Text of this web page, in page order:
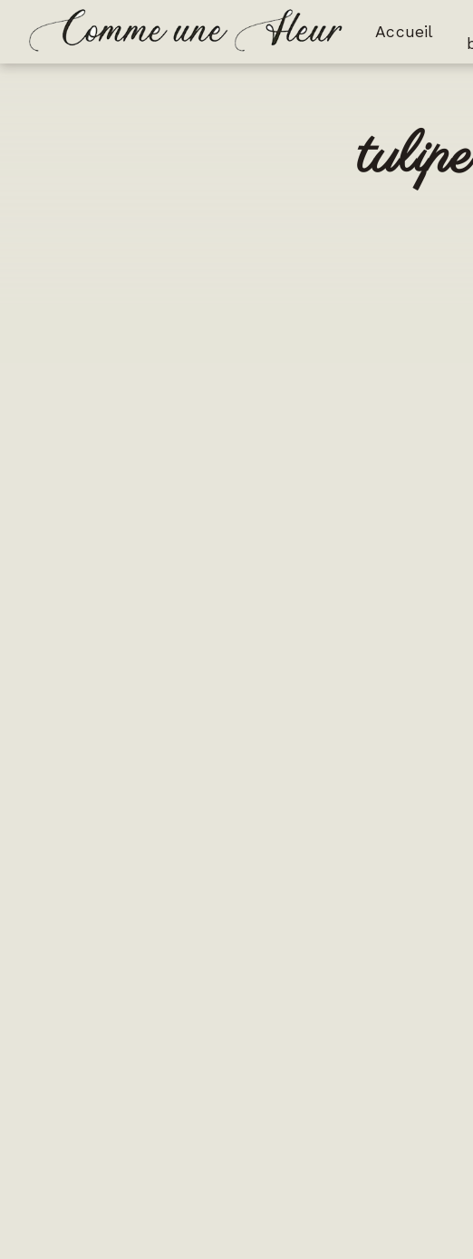
Accueil
Panneau de gestion des cookies